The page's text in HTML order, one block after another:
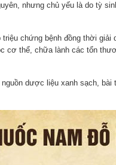
nhưng chủ yếu là do tỳ
chứng bệnh đồng thời giải
cơ thể, chữa lành các tổn
dược liệu xanh sạch,